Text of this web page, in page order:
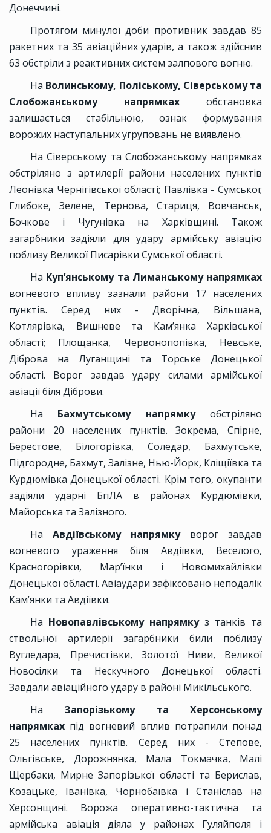
Донеччині.
Протягом минулої доби противник завдав 85
ракетних та 35 авіаційних ударів, а також здійснив
63 обстріли з реактивних систем залпового вогню.
На Волинському, Поліському, Сіверському та
Слобожанському напрямках обстановка
залишається стабільною, ознак формування
ворожих наступальних угруповань не виявлено.
На Сіверському та Слобожанському напрямках
обстріляно з артилерії райони населених пунктів
Леонівка Чернігівської області; Павлівка - Сумської;
Глибоке, Зелене, Тернова, Стариця, Вовчанськ,
Бочкове і Чугунівка на Харківщині. Також
загарбники задіяли для удару армійську авіацію
поблизу Великої Писарівки Сумської області.
На Куп’янському та Лиманському напрямках
вогневого впливу зазнали райони 17 населених
пунктів. Серед них - Дворічна, Вільшана,
Котлярівка, Вишневе та Кам’янка Харківської
області; Площанка, Червонопопівка, Невське,
Діброва на Луганщині та Торське Донецької
області. Ворог завдав удару силами армійської
авіації біля Діброви.
На Бахмутському напрямку обстріляно
райони 20 населених пунктів. Зокрема, Спірне,
Берестове, Білогорівка, Соледар, Бахмутське,
Підгородне, Бахмут, Залізне, Нью-Йорк, Кліщіївка та
Курдюмівка Донецької області. Крім того, окупанти
задіяли ударні БпЛА в районах Курдюмівки,
Майорська та Залізного.
На Авдіївському напрямкуворог завдав
вогневого ураження біля Авдіївки, Веселого,
Красногорівки, Марʼїнки і Новомихайлівки
Донецької області. Авіаудари зафіксовано неподалік
Кам’янки та Авдіївки.
На Новопавлівському напрямкуз танків та
ствольної артилерії загарбники били поблизу
Вугледара, Пречистівки, Золотої Ниви, Великої
Новосілки та Нескучного Донецької області.
Завдали авіаційного удару в районі Микільського.
На Запорізькому та Херсонському
напрямках під вогневий вплив потрапили понад
25 населених пунктів. Серед них - Степове,
Ольгівське, Дорожнянка, Мала Токмачка, Малі
Щербаки, Мирне Запорізької області та Берислав,
Козацьке, Іванівка, Чорнобаївка і Станіслав на
Херсонщині. Ворожа оперативно-тактична та
армійська авіація діяла у районах Гуляйполя і